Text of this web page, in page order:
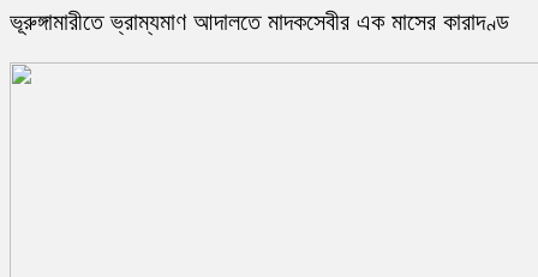
ভূরুঙ্গামারীতে ভ্রাম্যমাণ আদালতে মাদকসেবীর এক মাসের কারাদণ্ড